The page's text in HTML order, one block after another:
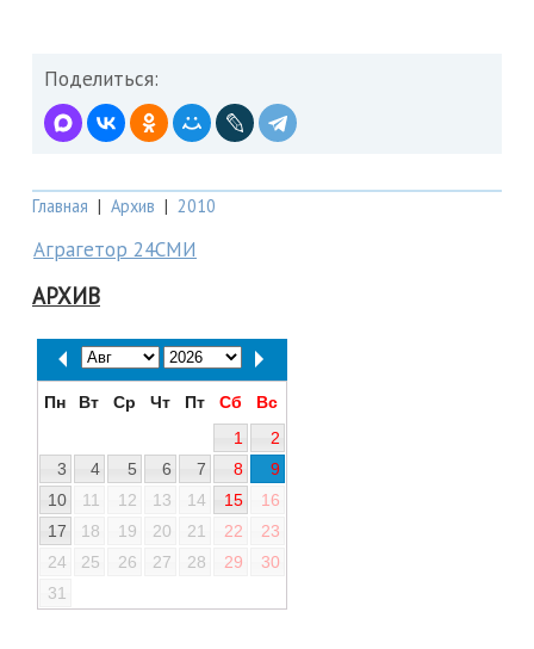
Поделиться:
Главная | Архив | 2010
Аграгетор 24СМИ
АРХИВ
Пн Вт Ср Чт Пт Сб
Вс
1
2
3
4 5 6 7 8
9
10
11 12 13 14 15
16
17
18 19 20 21 22
23
24
25 26 27 28 29
30
31